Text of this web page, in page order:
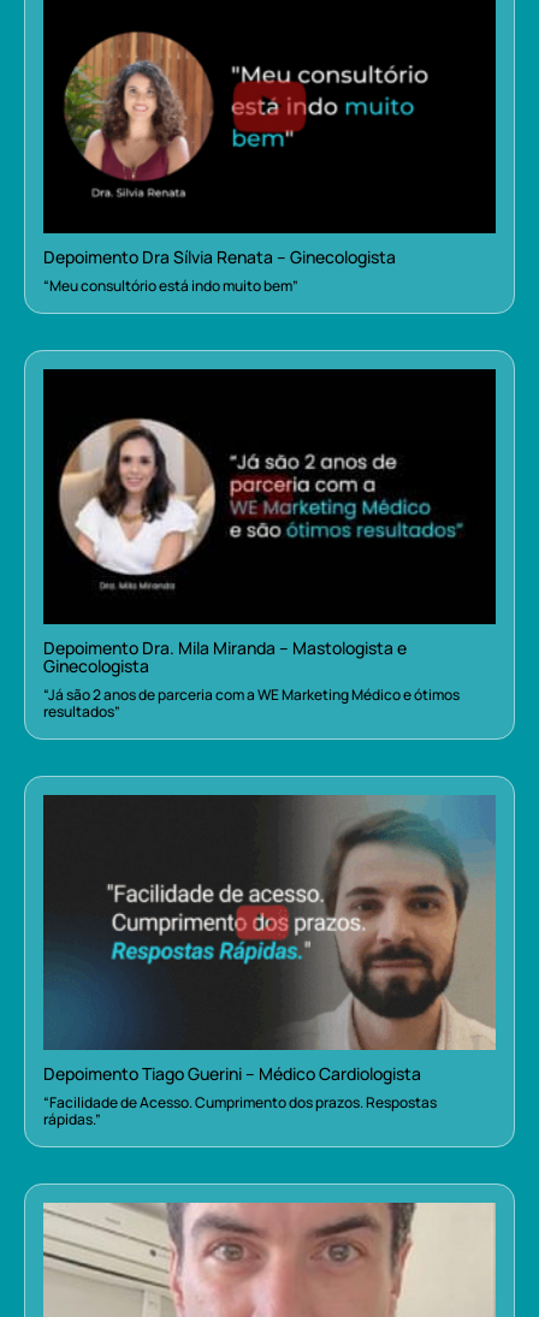
Depoimento Dra Sílvia Renata – Ginecologista
“Meu consultório está indo muito bem”
Depoimento Dra. Mila Miranda – Mastologista e
Ginecologista
“Já são 2 anos de parceria com a WE Marketing Médico e ótimos
resultados”
Depoimento Tiago Guerini – Médico Cardiologista
“Facilidade de Acesso. Cumprimento dos prazos. Respostas
rápidas.”